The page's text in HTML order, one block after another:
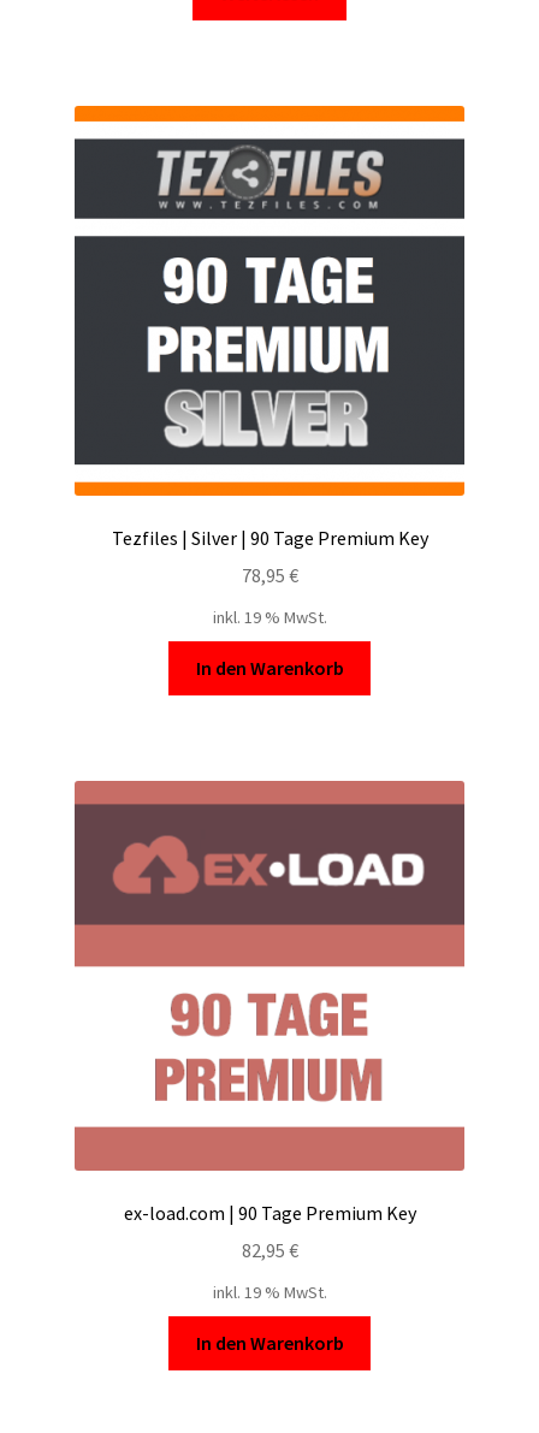
Tezfiles | Silver | 90 Tage Premium Key
78,95 €
inkl. 19 % MwSt.
In den Warenkorb
ex-load.com | 90 Tage Premium Key
82,95 €
inkl. 19 % MwSt.
In den Warenkorb